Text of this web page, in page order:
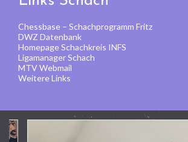
Chessbase – Schachprogramm Fritz
DWZ Datenbank
Homepage Schachkreis INFS
Ligamanager Schach
MTV Webmail
Weitere Links